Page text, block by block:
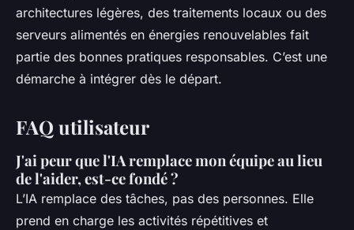
architectures légères, des traitements locaux ou des
serveurs alimentés en énergies renouvelables fait
partie des bonnes pratiques responsables. C’est une
démarche à intégrer dès le départ.
FAQ utilisateur
J'ai peur que l'IA remplace mon équipe au lieu
de l'aider, est-ce fondé ?
L’IA remplace des tâches, pas des personnes. Elle
prend en charge les activités répétitives et